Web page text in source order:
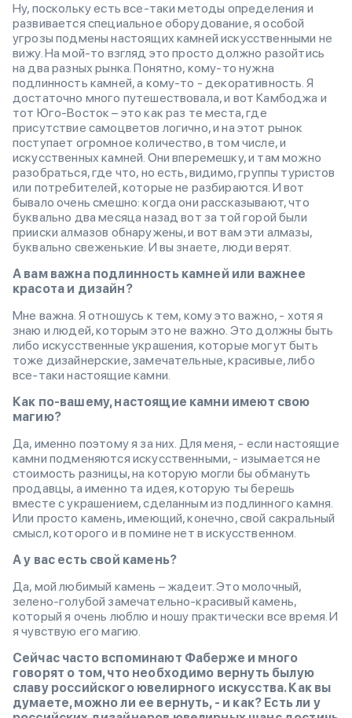
Ну, поскольку есть все-таки методы определения и
развивается специальное оборудование, я особой
угрозы подмены настоящих камней искусственными не
вижу. На мой-то взгляд это просто должно разойтись
на два разных рынка. Понятно, кому-то нужна
подлинность камней, а кому-то - декоративность. Я
достаточно много путешествовала, и вот Камбоджа и
тот Юго-Восток – это как раз те места, где
присутствие самоцветов логично, и на этот рынок
поступает огромное количество, в том числе, и
искусственных камней. Они вперемешку, и там можно
разобраться, где что, но есть, видимо, группы туристов
или потребителей, которые не разбираются. И вот
бывало очень смешно: когда они рассказывают, что
буквально два месяца назад вот за той горой были
прииски алмазов обнаружены, и вот вам эти алмазы,
буквально свеженькие. И вы знаете, люди верят.
А вам важна подлинность камней или важнее
красота и дизайн?
Мне важна. Я отношусь к тем, кому это важно, - хотя я
знаю и людей, которым это не важно. Это должны быть
либо искусственные украшения, которые могут быть
тоже дизайнерские, замечательные, красивые, либо
все-таки настоящие камни.
Как по-вашему, настоящие камни имеют свою
магию?
Да, именно поэтому я за них. Для меня, - если настоящие
камни подменяются искусственными, - изымается не
стоимость разницы, на которую могли бы обмануть
продавцы, а именно та идея, которую ты берешь
вместе с украшением, сделанным из подлинного камня.
Или просто камень, имеющий, конечно, свой сакральный
смысл, которого и в помине нет в искусственном.
А у вас есть свой камень?
Да, мой любимый камень – жадеит. Это молочный,
зелено-голубой замечательно-красивый камень,
который я очень люблю и ношу практически все время. И
я чувствую его магию.
Сейчас часто вспоминают Фаберже и много
говорят о том, что необходимо вернуть былую
славу российского ювелирного искусства. Как вы
думаете, можно ли ее вернуть, - и как? Есть ли у